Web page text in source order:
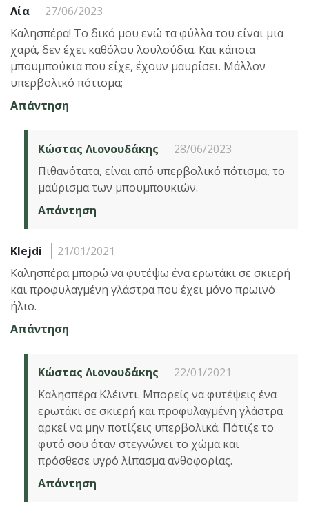
Λία
27/06/2023
Καλησπέρα! Το δικό μου ενώ τα φύλλα του είναι μια
χαρά, δεν έχει καθόλου λουλούδια. Και κάποια
μπουμπούκια που είχε, έχουν μαυρίσει. Μάλλον
υπερβολικό πότισμα;
Απάντηση
Κώστας Λιονουδάκης
28/06/2023
Πιθανότατα, είναι από υπερβολικό πότισμα, το
μαύρισμα των μπουμπουκιών.
Απάντηση
Klejdi
21/01/2021
Καλησπέρα μπορώ να φυτέψω ένα ερωτάκι σε σκιερή
και προφυλαγμένη γλάστρα που έχει μόνο πρωινό
ήλιο.
Απάντηση
Κώστας Λιονουδάκης
22/01/2021
Καλησπέρα Κλέιντι. Μπορείς να φυτέψεις ένα
ερωτάκι σε σκιερή και προφυλαγμένη γλάστρα
αρκεί να μην ποτίζεις υπερβολικά. Πότιζε το
φυτό σου όταν στεγνώνει το χώμα και
πρόσθεσε υγρό λίπασμα ανθοφορίας.
Απάντηση